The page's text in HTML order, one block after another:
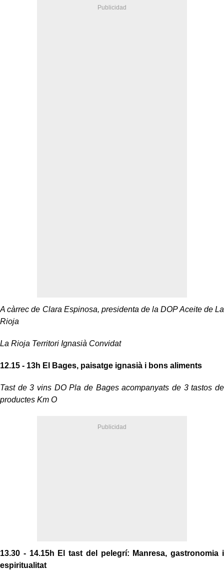
A càrrec de Clara Espinosa, presidenta de la DOP Aceite de La
Rioja
La Rioja Territori Ignasià Convidat
12.15 - 13h El Bages, paisatge ignasià i bons aliments
Tast de 3 vins DO Pla de Bages acompanyats de 3 tastos de
productes Km O
13.30 - 14.15h El tast del pelegrí: Manresa, gastronomia i
espiritualitat